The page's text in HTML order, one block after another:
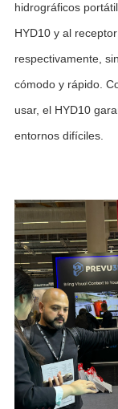
hidrográficos
HYD10 y al
respectivamente,
cómodo y rápido.
usar, el HYD10
entornos difíciles.